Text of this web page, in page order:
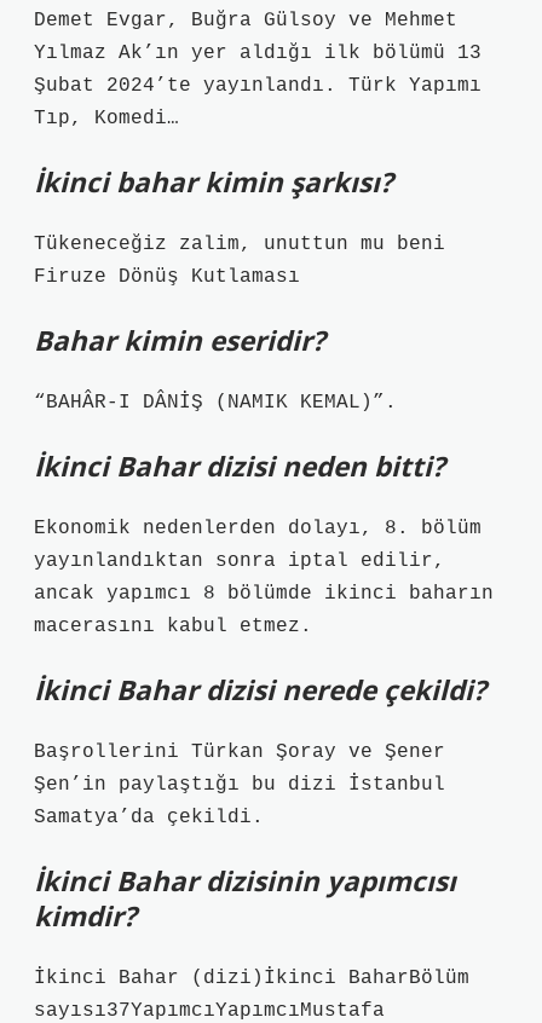
Demet Evgar, Buğra Gülsoy ve Mehmet
Yılmaz Ak’ın yer aldığı ilk bölümü 13
Şubat 2024’te yayınlandı. Türk Yapımı
Tıp, Komedi…
İkinci bahar kimin şarkısı?
Tükeneceğiz zalim, unuttun mu beni
Firuze Dönüş Kutlaması
Bahar kimin eseridir?
“BAHÂR-I DÂNİŞ (NAMIK KEMAL)”.
İkinci Bahar dizisi neden bitti?
Ekonomik nedenlerden dolayı, 8. bölüm
yayınlandıktan sonra iptal edilir,
ancak yapımcı 8 bölümde ikinci baharın
macerasını kabul etmez.
İkinci Bahar dizisi nerede çekildi?
Başrollerini Türkan Şoray ve Şener
Şen’in paylaştığı bu dizi İstanbul
Samatya’da çekildi.
İkinci Bahar dizisinin yapımcısı
kimdir?
İkinci Bahar (dizi)İkinci BaharBölüm
sayısı37YapımcıYapımcıMustafa